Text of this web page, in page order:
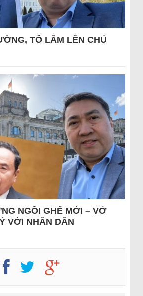
TÔ LÂM LÊN CHỦ
NGỒI GHẾ MỚI – VỞ
VỚI NHÂN DÂN